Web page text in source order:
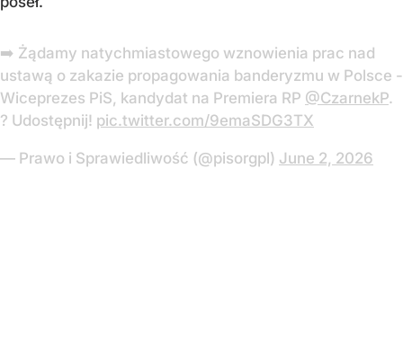
➡️ Żądamy natychmiastowego wznowienia prac nad
ustawą o zakazie propagowania banderyzmu w Polsce -
Wiceprezes PiS, kandydat na Premiera RP @CzarnekP.
? Udostępnij! pic.twitter.com/9emaSDG3TX
— Prawo i Sprawiedliwość (@pisorgpl) June 2, 2026